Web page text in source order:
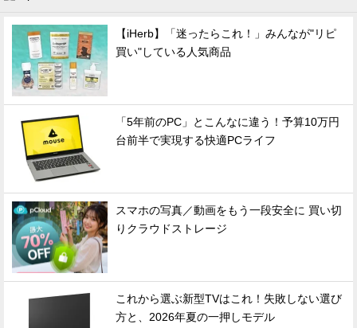
【iHerb】「迷ったらこれ！」みんなが"リピ
買い"している人気商品
「5年前のPC」とこんなに違う！予算10万円
台前半で実現する快適PCライフ
スマホの写真／動画をもう一段安全に 買い切
りクラウドストレージ
これから選ぶ新型TVはこれ！失敗しない選び
方と、2026年夏の一押しモデル